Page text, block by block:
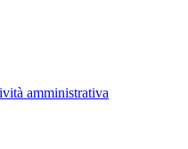
amministrativa